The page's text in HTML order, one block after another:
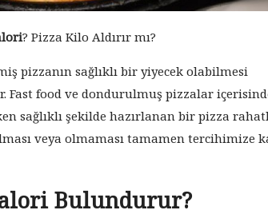
? Pizza Kilo Aldırır mı?
pizzanın sağlıklı bir yiyecek olabilmesi
Fast food ve dondurulmuş pizzalar
sağlıklı şekilde hazırlanan bir pizza
veya olmaması tamamen tercihimize
Bulundurur?